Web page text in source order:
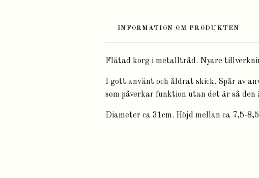
INFORMATION OM PRODUKTEN
Flätad korg i metalltråd. Nyare
I gott använt och åldrat skick. Spår av
som påverkar funktion utan det är så
Diameter ca 31cm. Höjd mellan ca 7,5-